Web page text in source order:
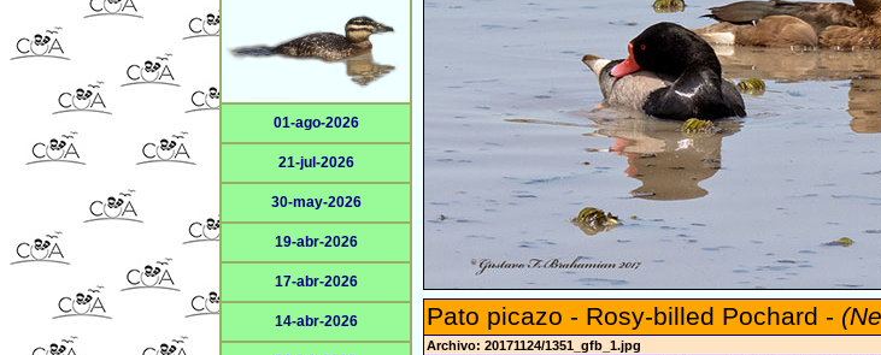
01-ago-2026
21-jul-2026
30-may-2026
19-abr-2026
17-abr-2026
14-abr-2026 Pato picazo - Rosy-billed Pochard -
Archivo: 20171124/1351_gfb_1.jpg